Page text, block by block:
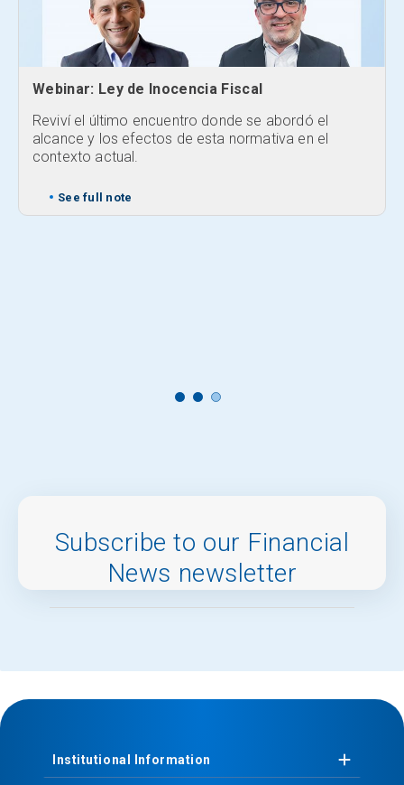
de Inocencia Fiscal
encuentro donde se abordó el
efectos de esta normativa en el
Reviví el
de abril 2025
políticas
Subscribe to our Financial
News newsletter
Institutional Information